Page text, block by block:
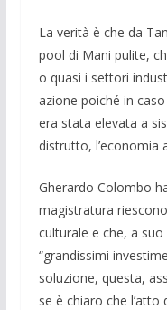
La verità è che da
pool di Mani pulite,
o quasi i set­tori
azione poiché in
era stata elevata a
distrutto, l’economia
Gherardo Colombo
magistratura
culturale e che, a
“gran­dissimi
soluzione, questa,
se è chiaro che